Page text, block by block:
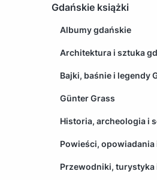
Gdańskie książki
Albumy gdańskie
Architektura i sztuka
Bajki, baśnie i legendy
Günter Grass
Historia, archeologia i
Powieści, opowiadania
Przewodniki, turystyka